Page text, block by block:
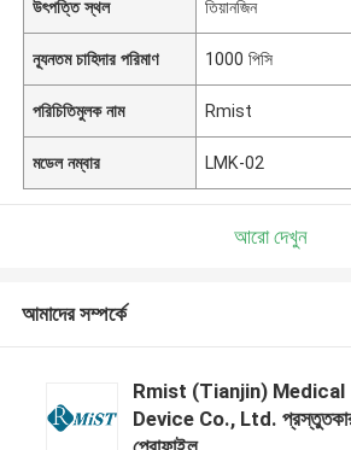
উৎপত্তি স্থল তিয়ানজিন
ন্যূনতম চাহিদার পরিমাণ 1000 পিসি
পরিচিতিমুলক নাম Rmist
মডেল নম্বার LMK-02
আরো দেখুন
আমাদের সম্পর্কে
Rmist (Tianjin) Medical
Device Co., Ltd.